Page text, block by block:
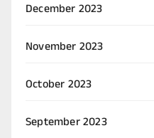
December 2023
November 2023
October 2023
September 2023